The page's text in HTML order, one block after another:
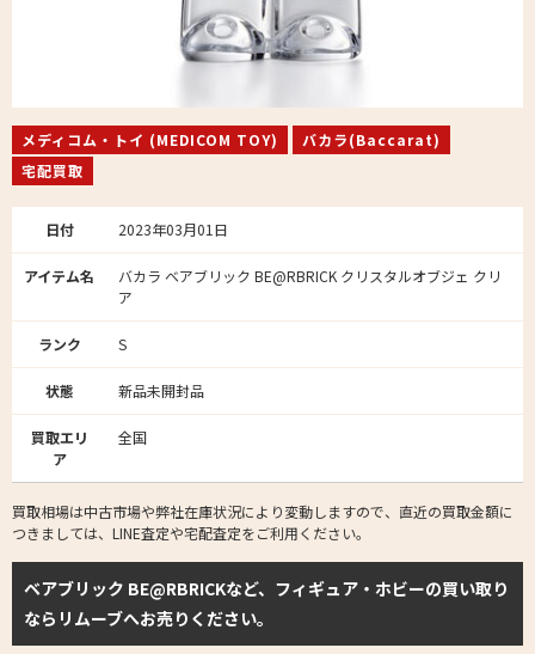
メディコム・トイ (MEDICOM TOY)
バカラ(Baccarat)
宅配買取
日付 2023年03月01日
アイテム名
バカラ ベアブリック BE@RBRICK クリスタルオブジェ クリ
ア
ランク S
状態 新品未開封品
買取エリ
ア
全国
買取相場は中古市場や弊社在庫状況により変動しますので、直近の買取金額に
つきましては、LINE査定や宅配査定をご利用ください。
ベアブリック BE@RBRICKなど、フィギュア・ホビーの買い取り
ならリムーブへお売りください。